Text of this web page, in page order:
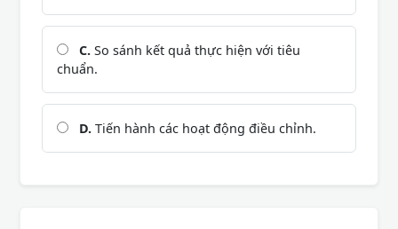
C. So sánh kết quả thực hiện với tiêu
chuẩn.
D. Tiến hành các hoạt động điều chỉnh.